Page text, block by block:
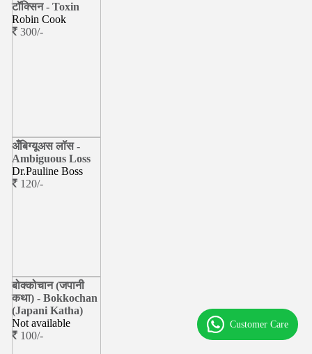
टॉक्सिन - Toxin
Robin Cook
300/-
अँबिग्यूअस लॉस -
Ambiguous Loss
Dr.Pauline Boss
120/-
बोक्कोचान (जपानी
कथा) - Bokkochan
(Japani Katha)
Not available
100/-
Customer Care